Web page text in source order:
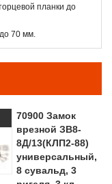
планки до
70 мм.
70900 Замок
врезной ЗВ8-
8Д/13(КЛП2-88)
универсальный,
8 сувальд, 3